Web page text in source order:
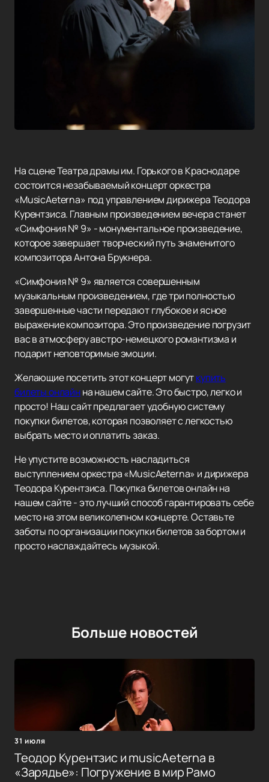
На сцене Театра драмы им. Горького в Краснодаре
состоится незабываемый концерт оркестра
«MusicAeterna» под управлением дирижера Теодора
Курентзиса. Главным произведением вечера станет
«Симфония № 9» - монументальное произведение,
которое завершает творческий путь знаменитого
композитора Антона Брукнера.
«Симфония № 9» является совершенным
музыкальным произведением, где три полностью
завершенные части передают глубокое и ясное
выражение композитора. Это произведение погрузит
вас в атмосферу австро-немецкого романтизма и
подарит неповторимые эмоции.
Желающие посетить этот концерт могуткупить
билеты онлайнна нашем сайте. Это быстро, легко и
просто! Наш сайт предлагает удобную систему
покупки билетов, которая позволяет с легкостью
выбрать место и оплатить заказ.
Не упустите возможность насладиться
выступлением оркестра «MusicAeterna» и дирижера
Теодора Курентзиса. Покупка билетов онлайн на
нашем сайте - это лучший способ гарантировать себе
место на этом великолепном концерте. Оставьте
заботы по организации покупки билетов за бортом и
просто наслаждайтесь музыкой.
Больше новостей
31 июля
Теодор Курентзис и musicAeterna в
«Зарядье»: Погружение в мир Рамо